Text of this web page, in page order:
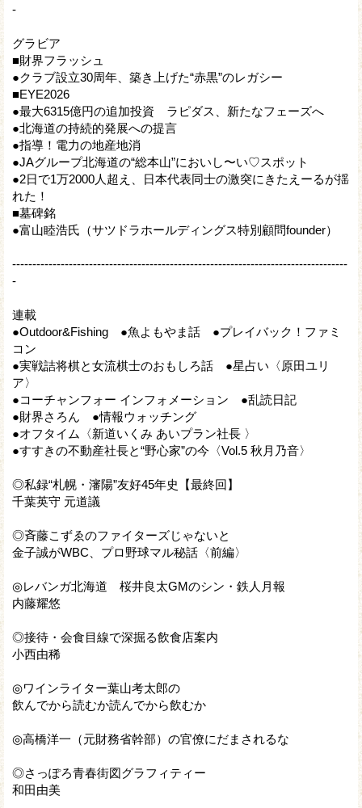
-
グラビア
■財界フラッシュ
●クラブ設立30周年、築き上げた“赤黒”のレガシー
■EYE2026
●最大6315億円の追加投資 ラピダス、新たなフェーズへ
●北海道の持続的発展への提言
●指導！電力の地産地消
●JAグループ北海道の“総本山”においし〜い♡スポット
●2日で1万2000人超え、日本代表同士の激突にきたえーるが揺
れた！
■墓碑銘
●富山睦浩氏（サツドラホールディングス特別顧問founder）
-----------------------------------------------------------------------------------
-
連載
●Outdoor&Fishing ●魚よもやま話 ●プレイバック！ファミ
コン
●実戦詰将棋と女流棋士のおもしろ話 ●星占い〈原田ユリ
ア〉
●コーチャンフォー インフォメーション ●乱読日記
●財界さろん ●情報ウォッチング
●オフタイム〈新道いくみ あいプラン社長 〉
●すすきの不動産社長と“野心家”の今〈Vol.5 秋月乃音〉
◎私録“札幌・瀋陽”友好45年史【最終回】
千葉英守 元道議
◎斉藤こずゑのファイターズじゃないと
金子誠がWBC、プロ野球マル秘話〈前編〉
◎レバンガ北海道 桜井良太GMのシン・鉄人月報
内藤耀悠
◎接待・会食目線で深掘る飲食店案内
小西由稀
◎ワインライター葉山考太郎の
飲んでから読むか読んでから飲むか
◎高橋洋一（元財務省幹部）の官僚にだまされるな
◎さっぽろ青春街図グラフィティー
和田由美